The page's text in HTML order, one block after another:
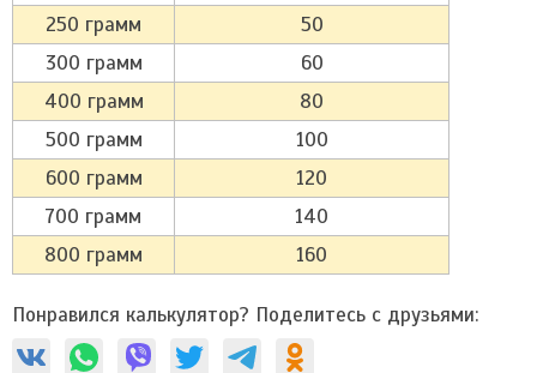
250 грамм
50
300 грамм
60
400 грамм
80
500 грамм
100
600 грамм
120
700 грамм
140
800 грамм
160
Понравился калькулятор? Поделитесь с друзьями: